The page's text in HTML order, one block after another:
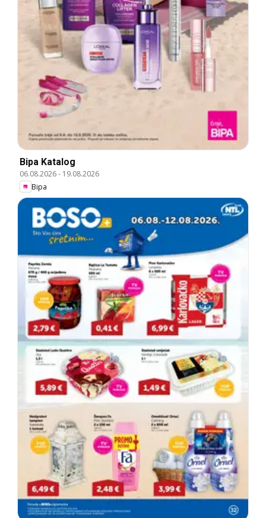
Bipa Katalog
06.08.2026- 19.08.2026
Bipa